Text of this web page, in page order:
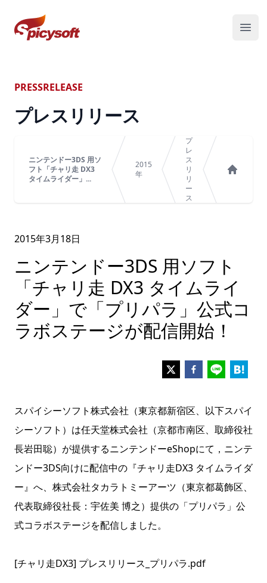
スパイシーソフト株式会社
メニ
PRESSRELEASE
プレスリリース
ニンテンドー3DS 用ソ
フト「チャリ走 DX3
タイムライダー」...
2015
年
プ
レ
ス
リ
リ
ー
ス
2015年3月18日
ニンテンドー3DS 用ソフト
「チャリ走 DX3 タイムライ
ダー」で「プリパラ」公式コ
ラボステージが配信開始！
スパイシーソフト株式会社（東京都新宿区、以下スパイ
シーソフト）は任天堂株式会社（京都市南区、取締役社
長岩田聡）が提供するニンテンドーeShopにて，ニンテ
ンドー3DS向けに配信中の『チャリ走DX3 タイムライダ
ー』へ、株式会社タカラトミーアーツ（東京都葛飾区、
代表取締役社長：宇佐美 博之）提供の「プリパラ」公
式コラボステージを配信しました。
[チャリ走DX3] プレスリリース_プリパラ.pdf